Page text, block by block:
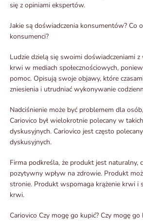
się z opiniami ekspertów.
Jakie są doświadczenia konsumentów? Co
konsumenci?
Ludzie dzielą się swoimi doświadczeniami
krwi w mediach społecznościowych,
pomoc. Opisują swoje objawy, które
zniesienia i utrudniać wykonywanie
Nadciśnienie może być problemem dla
Cariovico był wielokrotnie polecany w
dyskusyjnych. Cariovico jest często
dyskusyjnych.
Firma podkreśla, że produkt jest naturalny,
pozytywny wpływ na zdrowie. Produkt
stronie. Produkt wspomaga krążenie krwi i
krwi.
Cariovico Czy mogę go kupić? Czy mogę